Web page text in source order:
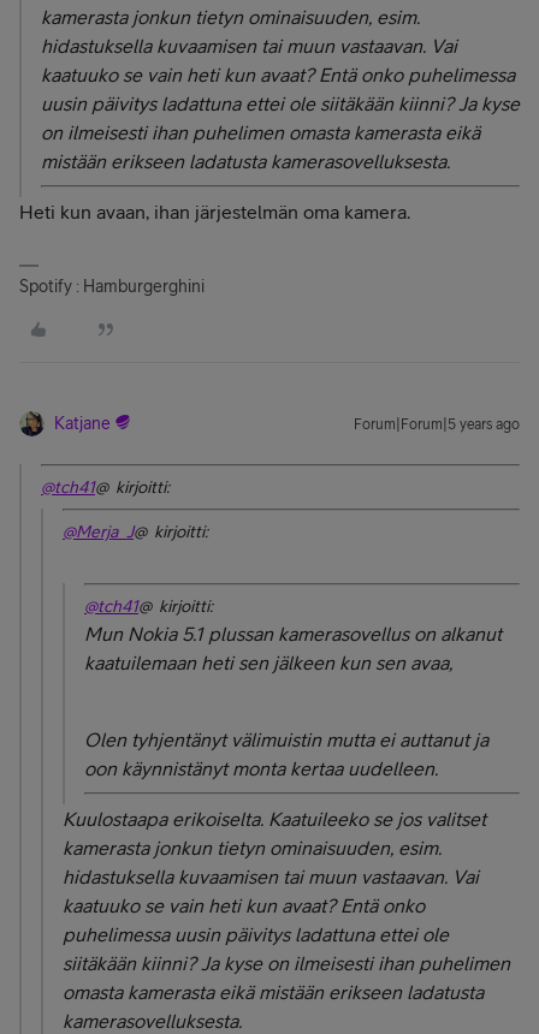
kamerasta jonkun tietyn ominaisuuden, esim.
hidastuksella kuvaamisen tai muun vastaavan. Vai
kaatuuko se vain heti kun avaat? Entä onko puhelimessa
uusin päivitys ladattuna ettei ole siitäkään kiinni? Ja kyse
on ilmeisesti ihan puhelimen omasta kamerasta eikä
mistään erikseen ladatusta kamerasovelluksesta.
Heti kun avaan, ihan järjestelmän oma kamera.
Spotify : Hamburgerghini
Katjane Forum|Forum|5 years ago
@tch41@ kirjoitti:
@Merja_J@ kirjoitti:
@tch41@ kirjoitti:
Mun Nokia 5.1 plussan kamerasovellus on alkanut
kaatuilemaan heti sen jälkeen kun sen avaa,
Olen tyhjentänyt välimuistin mutta ei auttanut ja
oon käynnistänyt monta kertaa uudelleen.
Kuulostaapa erikoiselta. Kaatuileeko se jos valitset
kamerasta jonkun tietyn ominaisuuden, esim.
hidastuksella kuvaamisen tai muun vastaavan. Vai
kaatuuko se vain heti kun avaat? Entä onko
puhelimessa uusin päivitys ladattuna ettei ole
siitäkään kiinni? Ja kyse on ilmeisesti ihan puhelimen
omasta kamerasta eikä mistään erikseen ladatusta
kamerasovelluksesta.